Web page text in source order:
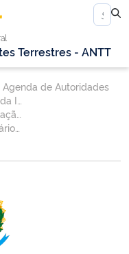
Terrestres - ANTT
Agenda de Autoridades
Coordenação de Estudos Rodoviários - CEROD